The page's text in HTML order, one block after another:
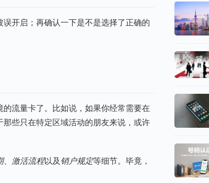
开启；再确认一下是不是选择了正确的
流量卡了。比如说，如果你经常需要在
些只在特定区域活动的朋友来说，或许
、 激活流程以及 销户规定等细节。毕竟，